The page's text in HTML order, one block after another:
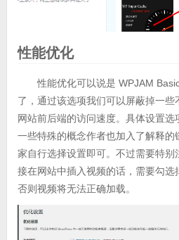
性能优化
性能优化可以说是 WPJAM
了，通过该选项我们可以屏蔽掉一
网站前后端的访问速度。具体设置
一些特殊的概念作者也加入了解释的
家自行选择设置即可。不过需要特别
接在网站中插入视频的话，需要勾选
否则视频将无法正确加载。